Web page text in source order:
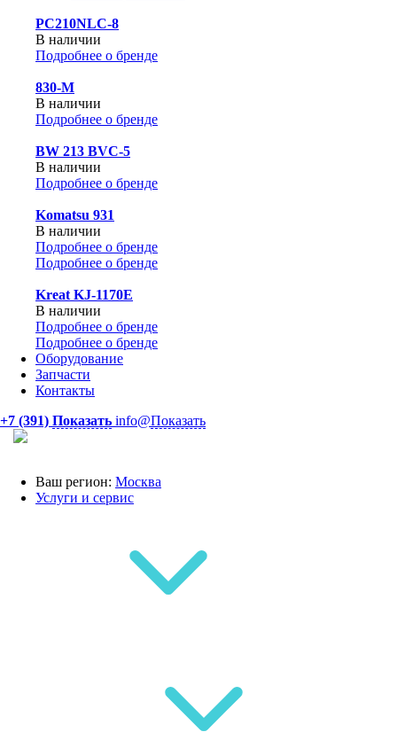
PC210NLC-8
В наличии
Подробнее о бренде
830-М
В наличии
Подробнее о бренде
BW 213 BVC-5
В наличии
Подробнее о бренде
Komatsu 931
В наличии
Подробнее о бренде
Подробнее о бренде
Kreat KJ-1170E
В наличии
Подробнее о бренде
Подробнее о бренде
Оборудование
Запчасти
Контакты
+7 (391) Показать info@Показать
Ваш регион: Москва
Услуги и сервис